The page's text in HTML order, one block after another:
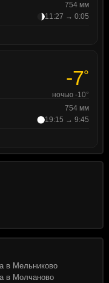
754 мм
11:27 → 0:05
-7°
ночью -10°
754 мм
19:15 → 9:45
в Мельниково
в Молчаново